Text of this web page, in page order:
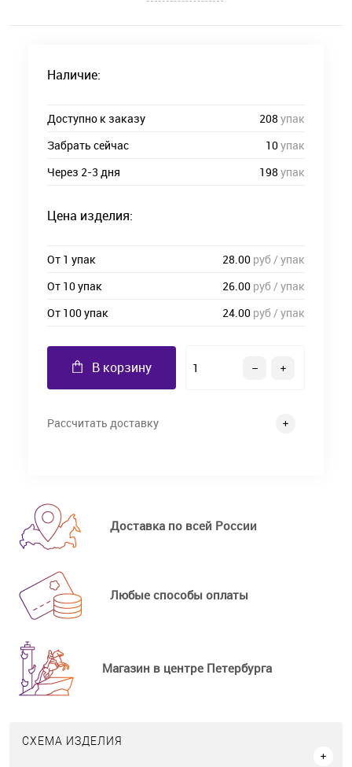
Наличие:
Доступно к заказу 208 упак
Забрать сейчас
10упак
Через 2-3 дня
198 упак
Цена изделия:
От 1 упак 28.00 руб / упак
От 10 упак
26.00 руб / упак
От 100 упак
24.00 руб / упак
В корзину
Рассчитать доставку
Доставка по всей России
Любые способы оплаты
Магазин в центре Петербурга
СХЕМА ИЗДЕЛИЯ